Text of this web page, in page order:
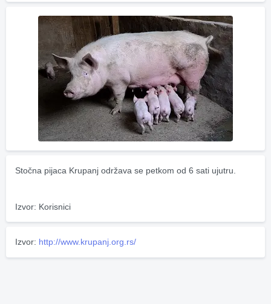
Stočna pijaca Krupanj održava se petkom od 6 sati ujutru.
Izvor: Korisnici
Izvor: http://www.krupanj.org.rs/